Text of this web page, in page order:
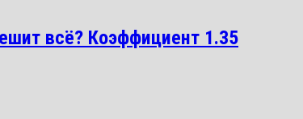
всё? Коэффициент 1.35